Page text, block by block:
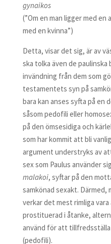
gynaikos
(”Om en man ligger med en
med en kvinna”)
Detta, visar det sig, är av
ska tolka även de
invändning från dem som
testamentets syn på
bara kan anses syfta på en
såsom pedofili eller
på den ömsesidiga och
som har kommit att bli
argument understryks av
sex som Paulus använder
malakoi, syftar på den
samkönad sexakt. Därmed,
verkar det mest rimliga
prostituerad i åtanke,
använd för att tillfredsställa
(pedofili).